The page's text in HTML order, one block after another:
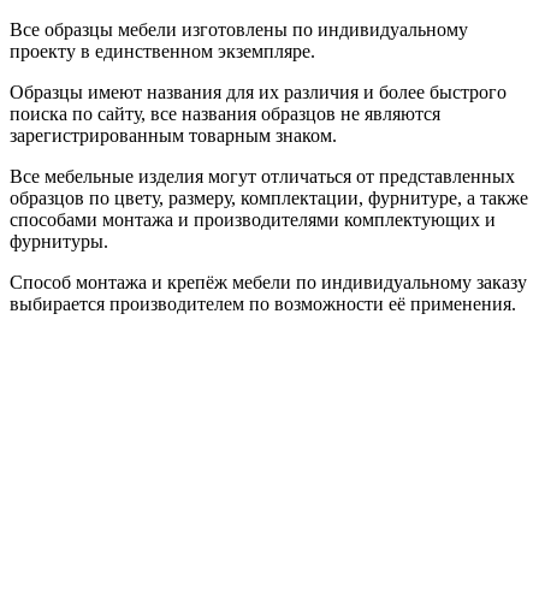
Все образцы мебели изготовлены по индивидуальному
проекту в единственном экземпляре.
Образцы имеют названия для их различия и более быстрого
поиска по сайту, все названия образцов не являются
зарегистрированным товарным знаком.
Все мебельные изделия могут отличаться от представленных
образцов по цвету, размеру, комплектации, фурнитуре, а также
способами монтажа и производителями комплектующих и
фурнитуры.
Способ монтажа и крепёж мебели по индивидуальному заказу
выбирается производителем по возможности её применения.